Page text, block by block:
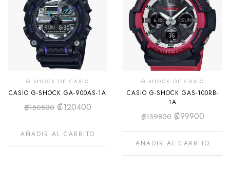
G-SHOCK DE CASIO
CASIO G-SHOCK GA-900AS-1A
₡150500 ₡120400
AÑADIR AL CARRITO
G-SHOCK DE CASIO
CASIO G-SHOCK GAS-100RB-
1A
₡139800 ₡99900
AÑADIR AL CARRITO